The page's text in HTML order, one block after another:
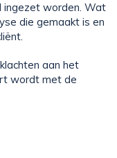
ingezet worden. Wat
die gemaakt is en
aan het
wordt met de